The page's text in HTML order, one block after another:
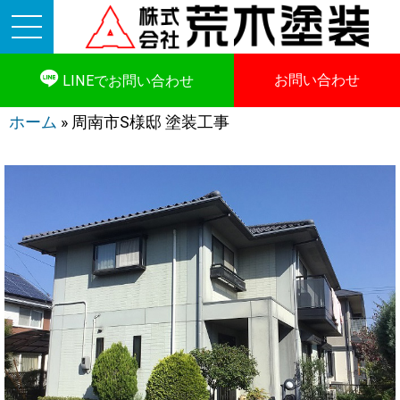
LINEでお問い合わせ お問い合わせ
ホーム » 周南市S様邸 塗装工事